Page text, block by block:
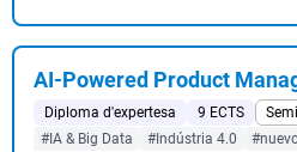
AI-Powered Product
Diploma d'expertesa 9 ECTS
#IA & Big Data
#Indústria 4.0